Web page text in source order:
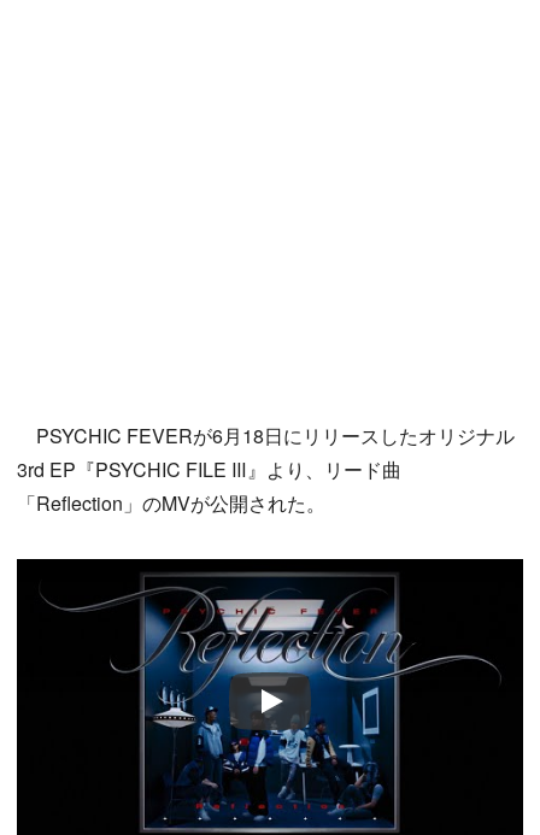
PSYCHIC FEVERが6月18日にリリースしたオリジナル
3rd EP『PSYCHIC FILE Ⅲ』より、リード曲
「Reflection」のMVが公開された。
Play